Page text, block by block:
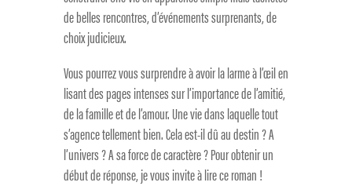
de belles rencontres, d’événements surprenants, de
choix judicieux.
Vous pourrez vous surprendre à avoir la larme à l’œil en
lisant des pages intenses sur l’importance de l’amitié,
de la famille et de l’amour. Une vie dans laquelle tout
s’agence tellement bien. Cela est-il dû au destin ? A
l’univers ? A sa force de caractère ? Pour obtenir un
début de réponse, je vous invite à lire ce roman !